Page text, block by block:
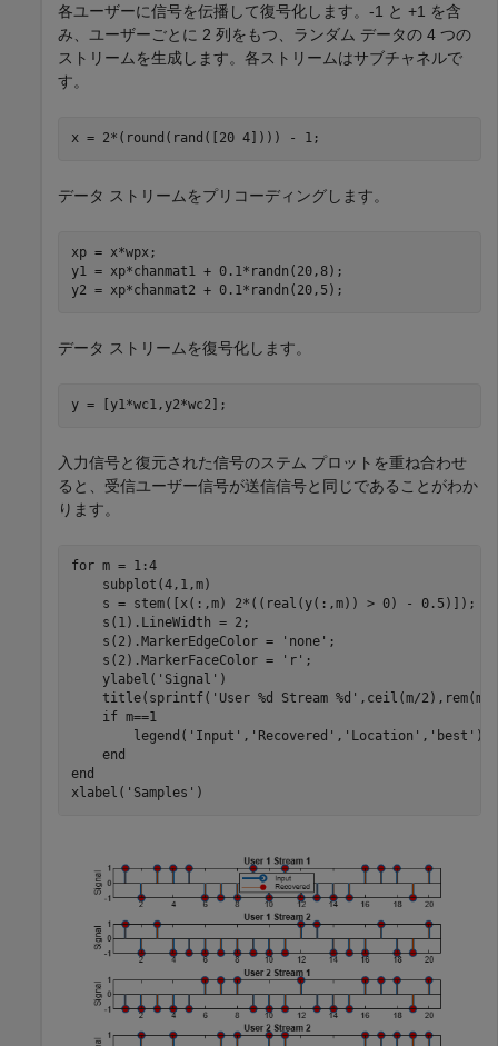
各ユーザーに信号を伝播して復号化します。-1 と +1 を含
み、ユーザーごとに 2 列をもつ、ランダム データの 4 つの
ストリームを生成します。各ストリームはサブチャネルで
す。
x = 2*(round(rand([20 4]))) - 1;
データ ストリームをプリコーディングします。
xp = x*wpx;
y1 = xp*chanmat1 + 0.1*randn(20,8);
y2 = xp*chanmat2 + 0.1*randn(20,5);
データ ストリームを復号化します。
y = [y1*wc1,y2*wc2];
入力信号と復元された信号のステム プロットを重ね合わせ
ると、受信ユーザー信号が送信信号と同じであることがわか
ります。
for m = 1:4
    subplot(4,1,m)
    s = stem([x(:,m) 2*((real(y(:,m)) > 0) - 0.5)]);
    s(1).LineWidth = 2;
    s(2).MarkerEdgeColor =
'none' ;
    s(2).MarkerFaceColor =
'r' ;
    ylabel(
'Signal' )
    title(sprintf(
'User %d Stream %d' ,ceil(m/
if m==1
        legend(
'Input' , 'Recovered' , 'Location' , 'best' )
end
end
xlabel( 'Samples' )